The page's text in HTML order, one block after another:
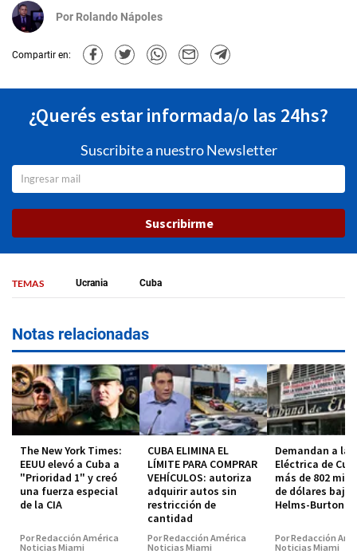
Por Rolando Nápoles
Compartir en:
¿Querés estar informada/o las 24hs?
Suscribite a nuestro Newsletter
Suscribirme
TEMAS Ucrania Cuba
Notas relacionadas
The New York Times:
EEUU elevó a Cuba a
"Prioridad 1" y creó
una fuerza especial
de la CIA
Por Redacción América
Noticias Miami
CUBA ELIMINA EL
LÍMITE PARA COMPRAR
VEHÍCULOS: autoriza
adquirir autos sin
restricción de
cantidad
Por Redacción América
Noticias Miami
Demandan a la
Eléctrica de
más de 802
de dólares bajo
Helms-Burton
Por Redacción
Noticias Miami